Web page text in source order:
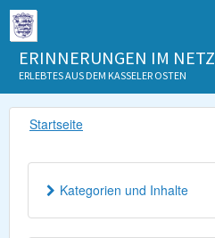
ERINNERUNGEN IM NETZ
ERLEBTES AUS DEM KASSELER OSTEN
Startseite
Kategorien und Inhalte